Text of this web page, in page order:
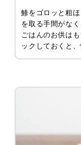
鯵をゴロッと粗
を取る手間がな
ごはんのお供は
ックしておくと